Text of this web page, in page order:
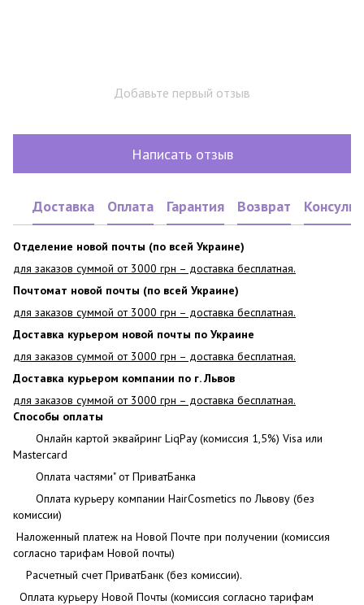
Добавьте первый отзыв
Написать отзыв
Доставка Оплата Гарантия Возврат
Отделение новой почты (по всей Украине)
для заказов суммой от 3000 грн – доставка бесплатная.
Почтомат новой почты (по всей Украине)
для заказов суммой от 3000 грн – доставка бесплатная.
Доставка курьером новой почты по Украине
для заказов суммой от 3000 грн – доставка бесплатная.
Доставка курьером компании по г. Львов
для заказов суммой от 3000 грн – доставка бесплатная.
Способы оплаты
Онлайн картой эквайринг LiqPay (комиссия 1,5%) Visa или
Mastercard
Оплата частями" от ПриватБанка
Оплата курьеру компании HairCosmetics по Львову (без
комиссии)
Наложенный платеж на Новой Почте при получении (комиссия
согласно тарифам Новой почты)
Расчетный счет ПриватБанк (без комиссии).
Оплата курьеру Новой Почты (комиссия согласно тарифам